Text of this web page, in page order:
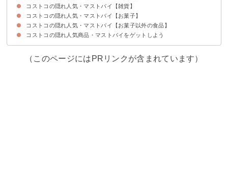
10位：トイレクイックル
9位：メソッド ディッシュソープ
8位：エプソム＋ヒマラヤ バスソルト
7位：セタフィル モイスチャライジングクリーム
6位：オキシクリーン
5位：ドクターブロナーマジックソープ
4位：ジップロックバラエティーアソート保存袋
3位：香り付きキッチンバッグ
2位：ハウスホールドワイプ
1位：グラッドプレスンシール
コストコの隠れ人気・マストバイ【雑貨】
10位：クリスマスぬいぐるみオーナメント
9位：HARIO水出し茶 ボトルアンドピッチャーセット
8位：キットパス ミディアム
7位：ジョーダン歯ブラシ8本セット
6位：シトロネラキャンドル
5位：蓋付き陶磁器ボウル6個セット
4位：業務用 ハンドタオル
3位：ジップロックバラエティーパック24ピースセット
2位：DURALEX デュラレックス リス エンピラブル マグ
1位：OXO・GoodGripsペーパータオルホルダー
コストコの隠れ人気・マストバイ【お菓子】
10位：ショートブレッド
9位：ロックマリアクレープ
8位：パステルデナタ
7位：美味しいドーナツ。
6位：ラグジュアリーベルギービスケット
5位：リンツ リンドールチョコアソート
4位：ポップドッツ
3位：ダノン オイコス
2位：トリプルチーズタルト
1位：ティラミス・ドルチェ
コストコの隠れ人気・マストバイ【お菓子以外の食品】
10位：バイカラークロワッサン
9位：三元豚のカツサンド
8位：若鶏の竜田揚げ
7位：AWATAMAオニオンスープ
6位：ロティサリーチキン
5位：プルコギビーフ
4位：シーフードアヒージョ
3位：ハイローラー
2位：国産さくらどりむね肉
1位：フルッティディマーレピザ
コストコの隠れ人気商品・マストバイをゲットしよう
（このページにはPRリンクが含まれています）